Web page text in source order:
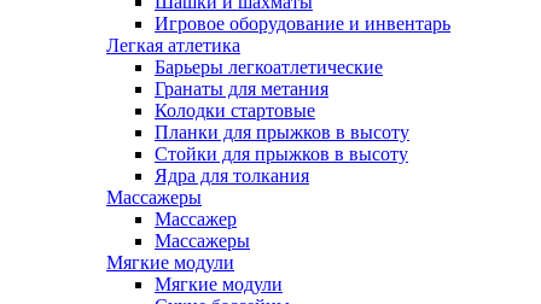
Игровое оборудование и инвентарь
Легкая атлетика
Барьеры легкоатлетические
Гранаты для метания
Колодки стартовые
Планки для прыжков в высоту
Стойки для прыжков в высоту
Ядра для толкания
Массажеры
Массажер
Массажеры
Мягкие модули
Мягкие модули